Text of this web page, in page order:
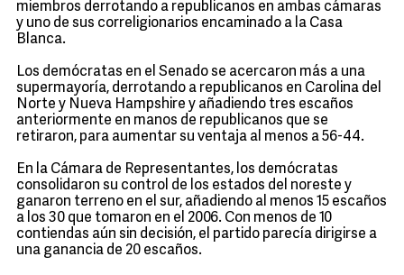
miembros derrotando a republicanos en ambas cámaras
y uno de sus correligionarios encaminado a la Casa
Blanca.
Los demócratas en el Senado se acercaron más a una
supermayoría, derrotando a republicanos en Carolina del
Norte y Nueva Hampshire y añadiendo tres escaños
anteriormente en manos de republicanos que se
retiraron, para aumentar su ventaja al menos a 56-44.
En la Cámara de Representantes, los demócratas
consolidaron su control de los estados del noreste y
ganaron terreno en el sur, añadiendo al menos 15 escaños
a los 30 que tomaron en el 2006. Con menos de 10
contiendas aún sin decisión, el partido parecía dirigirse a
una ganancia de 20 escaños.